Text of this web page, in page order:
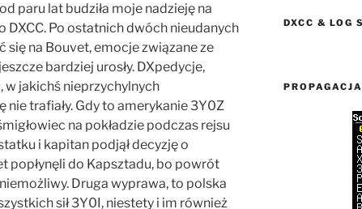
paru lat budziła moje nadzieję na
Po ostatnich dwóch nieudanych
na Bouvet, emocje związane ze
bardziej urosły. DXpedycje,
w jakichś nieprzychylnych
trafiały. Gdy to amerykanie 3Y0Z
na pokładzie podczas rejsu
i kapitan podjął decyzję o
popłynęli do Kapsztadu, bo powrót
Druga wyprawa, to polska
sił 3Y0I, niestety i im również
DXCC & LOG
PROPAGACJA